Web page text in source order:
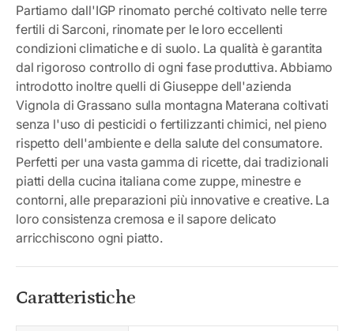
Partiamo dall'IGP rinomato perché coltivato nelle terre
fertili di Sarconi, rinomate per le loro eccellenti
condizioni climatiche e di suolo. La qualità è garantita
dal rigoroso controllo di ogni fase produttiva. Abbiamo
introdotto inoltre quelli di Giuseppe dell'azienda
Vignola di Grassano sulla montagna Materana coltivati
senza l'uso di pesticidi o fertilizzanti chimici, nel pieno
rispetto dell'ambiente e della salute del consumatore.
Perfetti per una vasta gamma di ricette, dai tradizionali
piatti della cucina italiana come zuppe, minestre e
contorni, alle preparazioni più innovative e creative. La
loro consistenza cremosa e il sapore delicato
arricchiscono ogni piatto.
Caratteristiche